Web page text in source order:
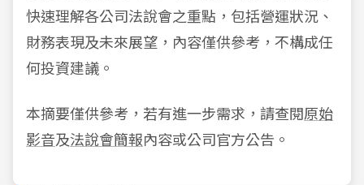
快速理解各公司法說會之重點，包括營運狀況、
財務表現及未來展望，內容僅供參考，不構成任
何投資建議。
本摘要僅供參考，若有進一步需求，請查閱原始
影音及法說會簡報內容或公司官方公告。